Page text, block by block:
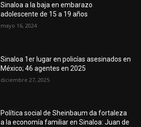
Sinaloa a la baja en embarazo
adolescente de 15 a 19 años
mayo 16, 2024
Sinaloa 1er lugar en policías asesinados en
México; 46 agentes en 2025
diciembre 27, 2025
Política social de Sheinbaum da fortaleza
a la economía familiar en Sinaloa: Juan de